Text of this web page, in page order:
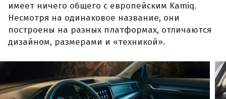
имеет ничего общего с европейским Kamiq.
Несмотря на одинаковое название, они
построены на разных платформах, отличаются
дизайном, размерами и «техникой».